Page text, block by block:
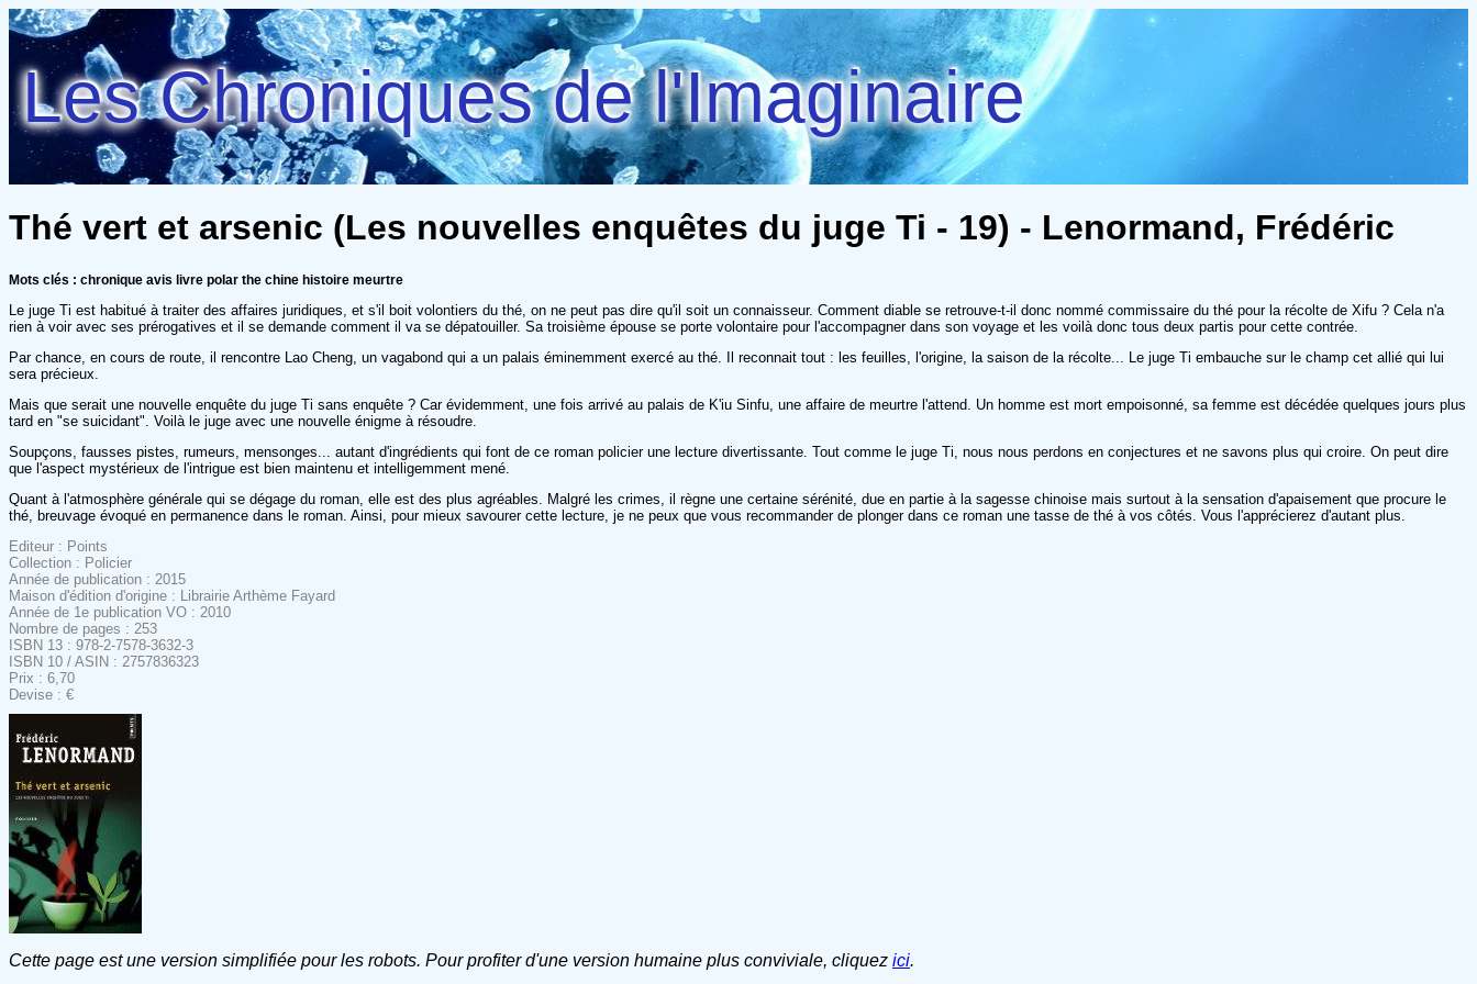
Les Chroniques de l'Imaginaire
Thé vert et arsenic (Les nouvelles enquêtes du juge Ti - 19) - Lenormand, Frédéric
Mots clés : chronique avis livre polar the chine histoire meurtre
Le juge Ti est habitué à traiter des affaires juridiques, et s'il boit volontiers du thé, on ne peut pas dire qu'il soit un connaisseur. Comment diable se retrouve-t-il donc nommé commissaire du thé pour la récolte de Xifu ? Cela n'a
rien à voir avec ses prérogatives et il se demande comment il va se dépatouiller. Sa troisième épouse se porte volontaire pour l'accompagner dans son voyage et les voilà donc tous deux partis pour cette contrée.
Par chance, en cours de route, il rencontre Lao Cheng, un vagabond qui a un palais éminemment exercé au thé. Il reconnait tout : les feuilles, l'origine, la saison de la récolte... Le juge Ti embauche sur le champ cet allié qui lui
sera précieux.
Mais que serait une nouvelle enquête du juge Ti sans enquête ? Car évidemment, une fois arrivé au palais de K'iu Sinfu, une affaire de meurtre l'attend. Un homme est mort empoisonné, sa femme est décédée quelques jours plus
tard en "se suicidant". Voilà le juge avec une nouvelle énigme à résoudre.
Soupçons, fausses pistes, rumeurs, mensonges... autant d'ingrédients qui font de ce roman policier une lecture divertissante. Tout comme le juge Ti, nous nous perdons en conjectures et ne savons plus qui croire. On peut dire
que l'aspect mystérieux de l'intrigue est bien maintenu et intelligemment mené.
Quant à l'atmosphère générale qui se dégage du roman, elle est des plus agréables. Malgré les crimes, il règne une certaine sérénité, due en partie à la sagesse chinoise mais surtout à la sensation d'apaisement que procure le
thé, breuvage évoqué en permanence dans le roman. Ainsi, pour mieux savourer cette lecture, je ne peux que vous recommander de plonger dans ce roman une tasse de thé à vos côtés. Vous l'apprécierez d'autant plus.
Editeur : Points
Collection : Policier
Année de publication : 2015
Maison d'édition d'origine : Librairie Arthème Fayard
Année de 1e publication VO : 2010
Nombre de pages : 253
ISBN 13 : 978-2-7578-3632-3
ISBN 10 / ASIN : 2757836323
Prix : 6,70
Devise : €
Cette page est une version simplifiée pour les robots. Pour profiter d'une version humaine plus conviviale, cliquez ici.